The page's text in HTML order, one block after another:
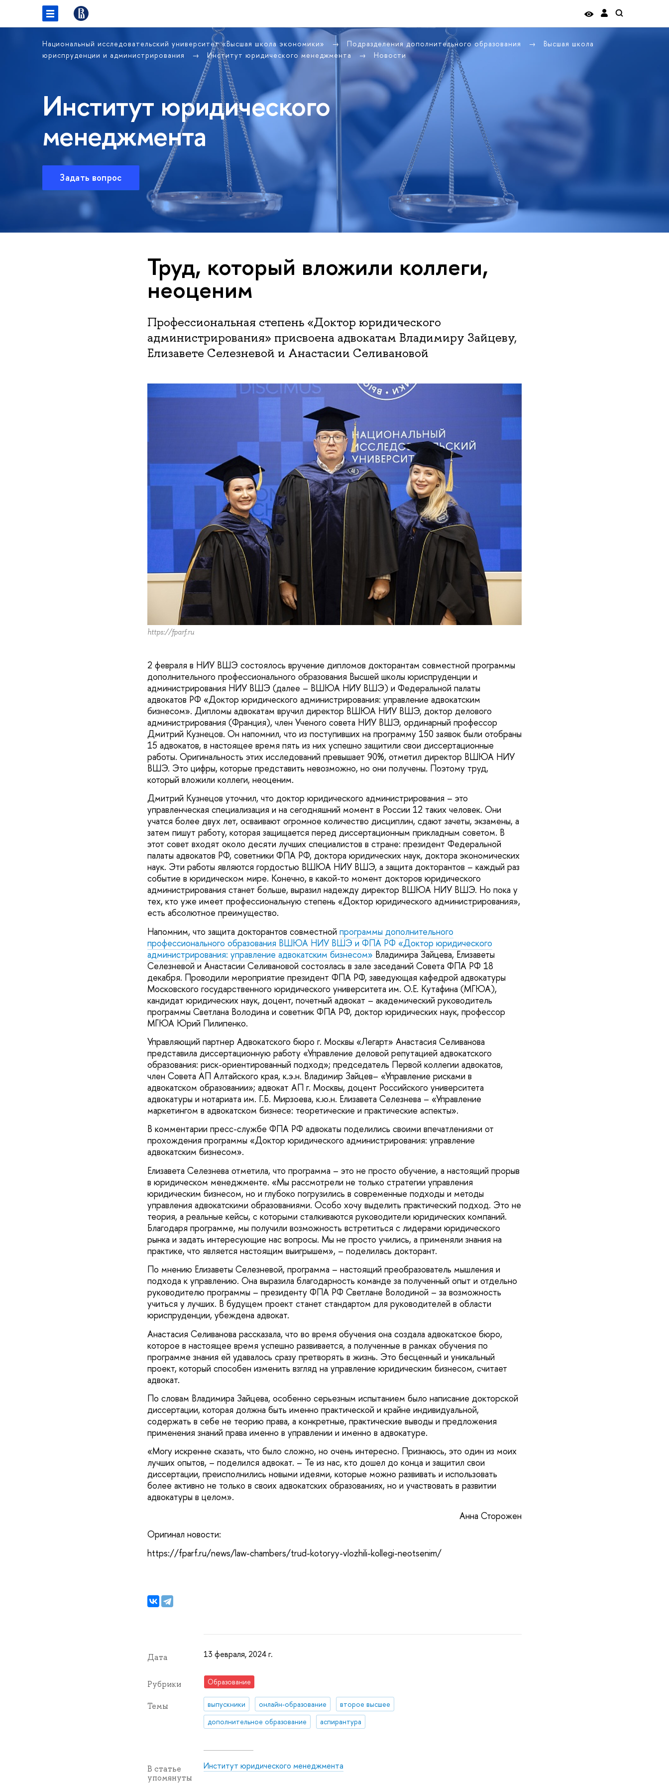
Национальный исследовательский университет «Высшая школа экономики» Подразделения дополнительного образования
Высшая школа
юриспруденции и администрирования
Институт юридического менеджмента Новости
Институт юридического
менеджмента
Задать вопрос
Труд, который вложили коллеги,
неоценим
Профессиональная степень «Доктор юридического
администрирования» присвоена адвокатам Владимиру Зайцеву,
Елизавете Селезневой и Анастасии Селивановой
https://fparf.ru
2 февраля в НИУ ВШЭ состоялось вручение дипломов докторантам совместной программы
дополнительного профессионального образования Высшей школы юриспруденции и
администрирования НИУ ВШЭ (далее – ВШЮА НИУ ВШЭ) и Федеральной палаты
адвокатов РФ «Доктор юридического администрирования: управление адвокатским
бизнесом». Дипломы адвокатам вручил директор ВШЮА НИУ ВШЭ, доктор делового
администрирования (Франция), член Ученого совета НИУ ВШЭ, ординарный профессор
Дмитрий Кузнецов. Он напомнил, что из поступивших на программу 150 заявок были отобраны
15 адвокатов, в настоящее время пять из них успешно защитили свои диссертационные
работы. Оригинальность этих исследований превышает 90%, отметил директор ВШЮА НИУ
ВШЭ. Это цифры, которые представить невозможно, но они получены. Поэтому труд,
который вложили коллеги, неоценим.
Дмитрий Кузнецов уточнил, что доктор юридического администрирования – это
управленческая специализация и на сегодняшний момент в России 12 таких человек. Они
учатся более двух лет, осваивают огромное количество дисциплин, сдают зачеты, экзамены, а
затем пишут работу, которая защищается перед диссертационным прикладным советом. В
этот совет входят около десяти лучших специалистов в стране: президент Федеральной
палаты адвокатов РФ, советники ФПА РФ, доктора юридических наук, доктора экономических
наук. Эти работы являются гордостью ВШЮА НИУ ВШЭ, а защита докторантов – каждый раз
событие в юридическом мире. Конечно, в какой-то момент докторов юридического
администрирования станет больше, выразил надежду директор ВШЮА НИУ ВШЭ. Но пока у
тех, кто уже имеет профессиональную степень «Доктор юридического администрирования»,
есть абсолютное преимущество.
Напомним, что защита докторантов совместной программы дополнительного
профессионального образования ВШЮА НИУ ВШЭ и ФПА РФ «Доктор юридического
администрирования: управление адвокатским бизнесом» Владимира Зайцева, Елизаветы
Селезневой и Анастасии Селивановой состоялась в зале заседаний Совета ФПА РФ 18
декабря. Проводили мероприятие президент ФПА РФ, заведующая кафедрой адвокатуры
Московского государственного юридического университета им. О.Е. Кутафина (МГЮА),
кандидат юридических наук, доцент, почетный адвокат – академический руководитель
программы Светлана Володина и советник ФПА РФ, доктор юридических наук, профессор
МГЮА Юрий Пилипенко.
Управляющий партнер Адвокатского бюро г. Москвы «Легарт» Анастасия Селиванова
представила диссертационную работу «Управление деловой репутацией адвокатского
образования: риск-ориентированный подход»; председатель Первой коллегии адвокатов,
член Совета АП Алтайского края, к.э.н. Владимир Зайцев– «Управление рисками в
адвокатском образовании»; адвокат АП г. Москвы, доцент Российского университета
адвокатуры и нотариата им. Г.Б. Мирзоева, к.ю.н. Елизавета Селезнева – «Управление
маркетингом в адвокатском бизнесе: теоретические и практические аспекты».
В комментарии пресс-службе ФПА РФ адвокаты поделились своими впечатлениями от
прохождения программы «Доктор юридического администрирования: управление
адвокатским бизнесом».
Елизавета Селезнева отметила, что программа – это не просто обучение, а настоящий прорыв
в юридическом менеджменте. «Мы рассмотрели не только стратегии управления
юридическим бизнесом, но и глубоко погрузились в современные подходы и методы
управления адвокатскими образованиями. Особо хочу выделить практический подход. Это не
теория, а реальные кейсы, с которыми сталкиваются руководители юридических компаний.
Благодаря программе, мы получили возможность встретиться с лидерами юридического
рынка и задать интересующие нас вопросы. Мы не просто учились, а применяли знания на
практике, что является настоящим выигрышем», – поделилась докторант.
По мнению Елизаветы Селезневой, программа – настоящий преобразователь мышления и
подхода к управлению. Она выразила благодарность команде за полученный опыт и отдельно
руководителю программы – президенту ФПА РФ Светлане Володиной – за возможность
учиться у лучших. В будущем проект станет стандартом для руководителей в области
юриспруденции, убеждена адвокат.
Анастасия Селиванова рассказала, что во время обучения она создала адвокатское бюро,
которое в настоящее время успешно развивается, а полученные в рамках обучения по
программе знания ей удавалось сразу претворять в жизнь. Это бесценный и уникальный
проект, который способен изменить взгляд на управление юридическим бизнесом, считает
адвокат.
По словам Владимира Зайцева, особенно серьезным испытанием было написание докторской
диссертации, которая должна быть именно практической и крайне индивидуальной,
содержать в себе не теорию права, а конкретные, практические выводы и предложения
применения знаний права именно в управлении и именно в адвокатуре.
«Могу искренне сказать, что было сложно, но очень интересно. Признаюсь, это один из моих
лучших опытов, – поделился адвокат. – Те из нас, кто дошел до конца и защитил свои
диссертации, преисполнились новыми идеями, которые можно развивать и использовать
более активно не только в своих адвокатских образованиях, но и участвовать в развитии
адвокатуры в целом».
Анна Сторожен
Оригинал новости:
https://fparf.ru/news/law-chambers/trud-kotoryy-vlozhili-kollegi-neotsenim/
Дата 13 февраля, 2024 г.
Рубрики Образование
Темы выпускники онлайн-образование
второе высшее
дополнительное образование
аспирантура
В статье
упомянуты
Институт юридического менеджмента